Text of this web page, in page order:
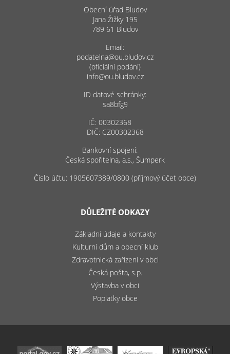
Obecní úřad Bludov
Jana Žižky 195
789 61 Bludov
Email:
podatelna@ou.bludov.cz
(oficiální podání)
info@ou.bludov.cz
ID datové schránky:
sa8bfg9
IČ: 00302368
DIČ: CZ00302368
Bankovní spojení:
Česká spořitelna, a.s., Šumperk
Číslo účtu: 1905607389/0800 (příjmový účet obce)
DŮLEŽITÉ ODKAZY
Základní údaje a kontakty
Kulturní dům a obecní klub
Zdravotnická zařízení v obci
Česká pošta, s.p.
Výstavba v obci
Poplatky obce